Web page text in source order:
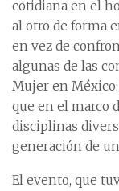
cotidiana en el
al otro de forma
en vez de
algunas de las
Mujer en
que en el marco
disciplinas
generación de
El evento, que